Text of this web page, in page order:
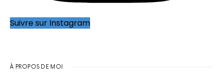
Suivre sur Instagram
À PROPOS DE MOI